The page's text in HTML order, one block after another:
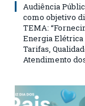
Audiência
como objetivo
TEMA:
Energia Elétrica
Tarifas,
Atendimento